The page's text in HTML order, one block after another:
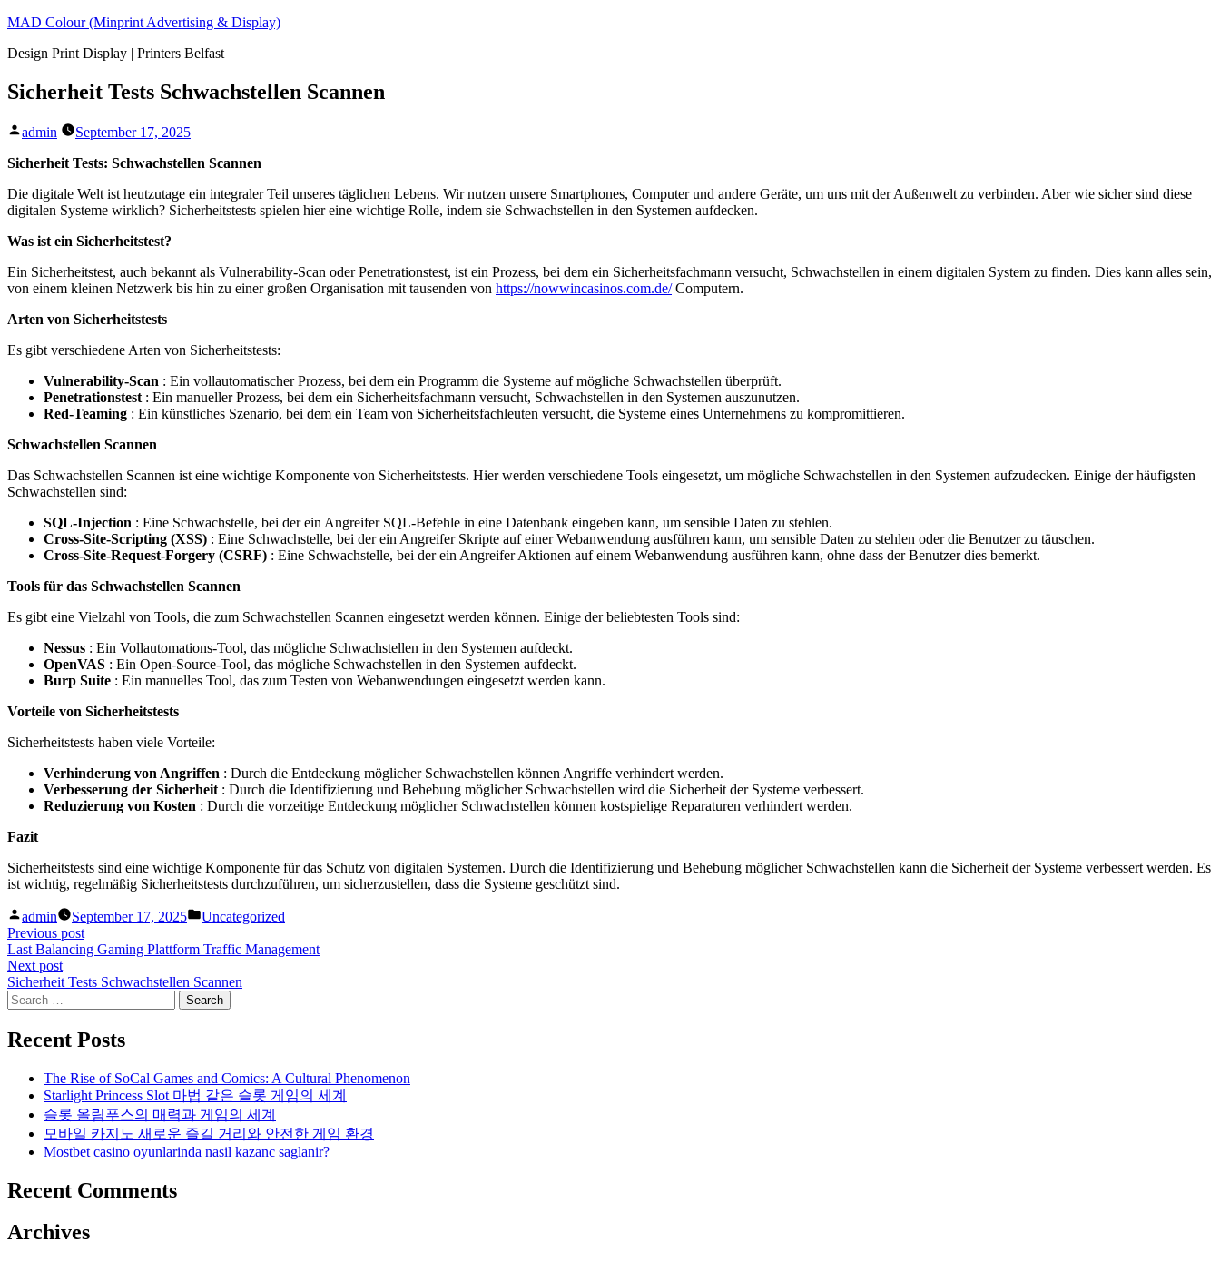
Skip
content
MAD Colour (Minprint Advertising & Display)
Design Print Display | Printers Belfast
Sicherheit Tests Schwachstellen Scannen
Posted
admin
September 17, 2025
Sicherheit Tests: Schwachstellen Scannen
Die digitale Welt ist heutzutage ein integraler Teil unseres täglichen Lebens. Wir nutzen unsere Smartphones, Computer und andere Geräte, um uns mit der Außenwelt zu verbinden. Aber wie sicher sind diese
digitalen Systeme wirklich? Sicherheitstests spielen hier eine wichtige Rolle, indem sie Schwachstellen in den Systemen aufdecken.
Was ist ein Sicherheitstest?
Ein Sicherheitstest, auch bekannt als Vulnerability-Scan oder Penetrationstest, ist ein Prozess, bei dem ein Sicherheitsfachmann versucht, Schwachstellen in einem digitalen System zu finden. Dies kann alles sein,
von einem kleinen Netzwerk bis hin zu einer großen Organisation mit tausenden von https://nowwincasinos.com.de/Computern.
Arten von Sicherheitstests
Es gibt verschiedene Arten von Sicherheitstests:
Vulnerability-Scan : Ein vollautomatischer Prozess, bei dem ein Programm die Systeme auf mögliche Schwachstellen überprüft.
Penetrationstest : Ein manueller Prozess, bei dem ein Sicherheitsfachmann versucht, Schwachstellen in den Systemen auszunutzen.
Red-Teaming : Ein künstliches Szenario, bei dem ein Team von Sicherheitsfachleuten versucht, die Systeme eines Unternehmens zu kompromittieren.
Schwachstellen Scannen
Das Schwachstellen Scannen ist eine wichtige Komponente von Sicherheitstests. Hier werden verschiedene Tools eingesetzt, um mögliche Schwachstellen in den Systemen aufzudecken. Einige der häufigsten
Schwachstellen sind:
SQL-Injection : Eine Schwachstelle, bei der ein Angreifer SQL-Befehle in eine Datenbank eingeben kann, um sensible Daten zu stehlen.
Cross-Site-Scripting (XSS) : Eine Schwachstelle, bei der ein Angreifer Skripte auf einer Webanwendung ausführen kann, um sensible Daten zu stehlen oder die Benutzer zu täuschen.
Cross-Site-Request-Forgery (CSRF) : Eine Schwachstelle, bei der ein Angreifer Aktionen auf einem Webanwendung ausführen kann, ohne dass der Benutzer dies bemerkt.
Tools für das Schwachstellen Scannen
Es gibt eine Vielzahl von Tools, die zum Schwachstellen Scannen eingesetzt werden können. Einige der beliebtesten Tools sind:
Nessus : Ein Vollautomations-Tool, das mögliche Schwachstellen in den Systemen aufdeckt.
OpenVAS : Ein Open-Source-Tool, das mögliche Schwachstellen in den Systemen aufdeckt.
Burp Suite : Ein manuelles Tool, das zum Testen von Webanwendungen eingesetzt werden kann.
Vorteile von Sicherheitstests
Sicherheitstests haben viele Vorteile:
Verhinderung von Angriffen : Durch die Entdeckung möglicher Schwachstellen können Angriffe verhindert werden.
Verbesserung der Sicherheit : Durch die Identifizierung und Behebung möglicher Schwachstellen wird die Sicherheit der Systeme verbessert.
Reduzierung von Kosten : Durch die vorzeitige Entdeckung möglicher Schwachstellen können kostspielige Reparaturen verhindert werden.
Fazit
Sicherheitstests sind eine wichtige Komponente für das Schutz von digitalen Systemen. Durch die Identifizierung und Behebung möglicher Schwachstellen kann die Sicherheit der Systeme verbessert werden. Es
ist wichtig, regelmäßig Sicherheitstests durchzuführen, um sicherzustellen, dass die Systeme geschützt sind.
Posted
by
admin September 17, 2025
Posted
Uncategorized
Post
navigation
Previous postPrevious
post:
Last Balancing Gaming Plattform Traffic Management
Next postNext
post:
Sicherheit Tests Schwachstellen Scannen
Search
for:
Recent Posts
The Rise of SoCal Games and Comics: A Cultural Phenomenon
Starlight Princess Slot 마법 같은 슬롯 게임의 세계
슬롯 올림푸스의 매력과 게임의 세계
모바일 카지노 새로운 즐길 거리와 안전한 게임 환경
Mostbet casino oyunlarinda nasil kazanc saglanir?
Recent Comments
Archives